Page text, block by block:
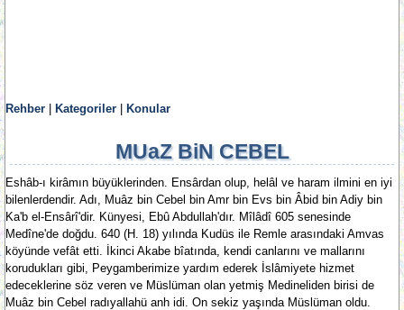
Rehber Kategoriler Konular
MUaZ BiN CEBEL
Eshâb-ı kirâmın büyüklerinden. Ensârdan olup, helâl ve haram ilmini en iyi
bilenlerdendir. Adı, Muâz bin Cebel bin Amr bin Evs bin Âbid bin Adiy bin
Ka'b el-Ensârî'dir. Künyesi, Ebû Abdullah'dır. Mîlâdî 605 senesinde
Medîne'de doğdu. 640 (H. 18) yılında Kudüs ile Remle arasındaki Amvas
köyünde vefât etti. İkinci Akabe bîatında, kendi canlarını ve mallarını
korudukları gibi, Peygamberimize yardım ederek İslâmiyete hizmet
edeceklerine söz veren ve Müslüman olan yetmiş Medineliden birisi de
Muâz bin Cebel radıyallahü anh idi. On sekiz yaşında Müslüman oldu.